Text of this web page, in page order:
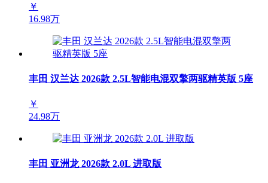
￥
16.98万
丰田 汉兰达 2026款 2.5L智能电混双擎两驱精英版 5座
￥
24.98万
丰田 亚洲龙 2026款 2.0L 进取版